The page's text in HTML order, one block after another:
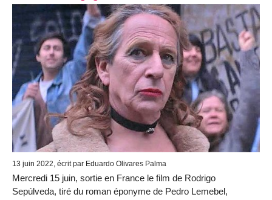
13 juin 2022, écrit par Eduardo Olivares Palma
Mercredi 15 juin, sortie en France le film de Rodrigo
Sepúlveda, tiré du roman éponyme de Pedro Lemebel,